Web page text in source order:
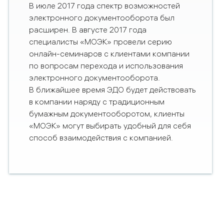
В июле 2017 года спектр возможностей
электронного документооборота был
расширен. В августе 2017 года
специалисты «МОЭК» провели серию
онлайн-семинаров с клиентами компании
по вопросам перехода и использования
электронного документооборота.
В ближайшее время ЭДО будет действовать
в компании наряду с традиционным
бумажным документооборотом, клиенты
«МОЭК» могут выбирать удобный для себя
способ взаимодействия с компанией.